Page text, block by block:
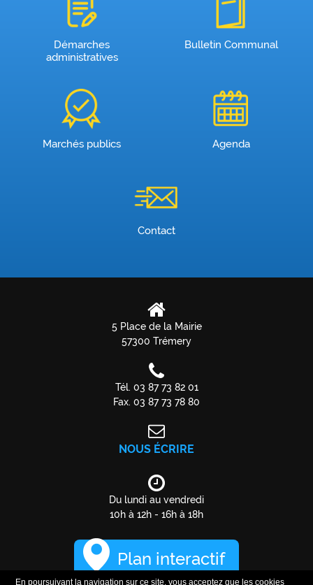
En poursuivant la navigation sur ce site, vous acceptez que les cookies
Démarches
administratives
Bulletin Communal
Marchés publics Agenda
Contact
5 Place de la Mairie
57300 Trémery
Tél. 03 87 73 82 01
Fax. 03 87 73 78 80
NOUS ÉCRIRE
Du lundi au vendredi
10h à 12h - 16h à 18h
Plan interactif